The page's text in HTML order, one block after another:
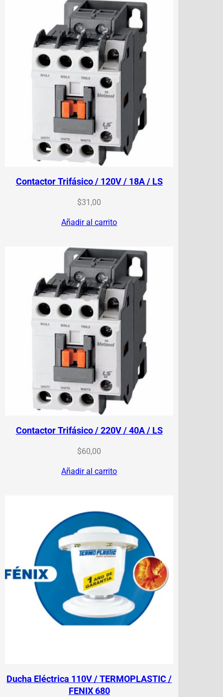
Contactor Trifásico / 120V / 18A / LS
$31,00
Añadir al carrito
Contactor Trifásico / 220V / 40A / LS
$60,00
Añadir al carrito
Ducha Eléctrica 110V / TERMOPLASTIC /
FENIX 680